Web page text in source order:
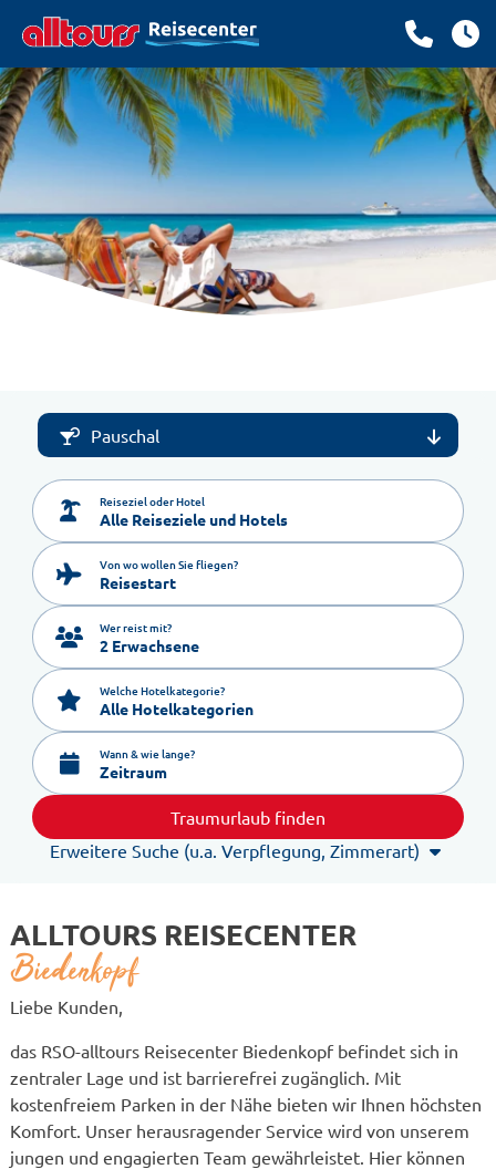
Pauschal
Reiseziel oder Hotel
Von wo wollen Sie fliegen?
Reisestart
Wer reist mit?
2 Erwachsene
Welche Hotelkategorie?
Alle Hotelkategorien
Wann & wie lange?
Zeitraum
Traumurlaub finden
Erweitere Suche (u.a. Verpflegung, Zimmerart)
ALLTOURS REISECENTER
Biedenkopf
Liebe Kunden,
das RSO-alltours Reisecenter Biedenkopf befindet sich in
zentraler Lage und ist barrierefrei zugänglich. Mit
kostenfreiem Parken in der Nähe bieten wir Ihnen höchsten
Komfort. Unser herausragender Service wird von unserem
jungen und engagierten Team gewährleistet. Hier können